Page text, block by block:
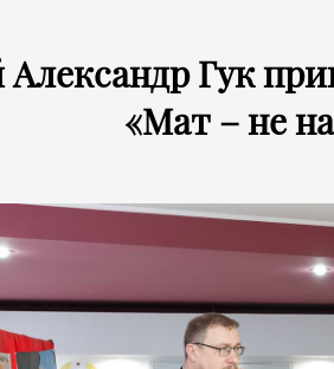
Александр Гук
«Мат – не